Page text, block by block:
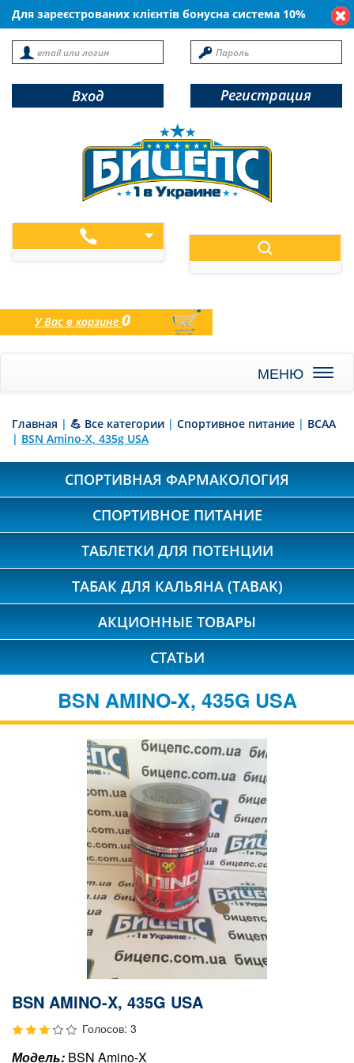
Для зареєстрованих клієнтів бонусна система 10%
Вход Регистрация
У Вас в корзине0
товаров
Главная | 💪 Все категории | Спортивное питание | BCAA
| BSN Amino-X, 435g USA
СПОРТИВНАЯ ФАРМАКОЛОГИЯ
СПОРТИВНОЕ ПИТАНИЕ
ТАБЛЕТКИ ДЛЯ ПОТЕНЦИИ
ТАБАК ДЛЯ КАЛЬЯНА (TABAK)
АКЦИОННЫЕ ТОВАРЫ
СТАТЬИ
BSN AMINO-X, 435G USA
BSN AMINO-X, 435G USA
Голосов: 3
Модель: BSN Amino-X